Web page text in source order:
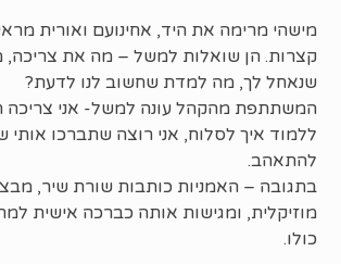
מישהי מרימה את היד, אחינועם ואורית
קצרות. הן שואלות למשל – מה את צריכה,
שנאחל לך, מה למדת שחשוב לנו לדעת?
המשתתפת מהקהל עונה למשל- אני צריכה
ללמוד איך לסלוח, אני רוצה שתברכו אותי
להתאהב.
בתגובה – האמניות כותבות שורת שיר,
מוזיקלית, ומגישות אותה כברכה אישית
כולו.